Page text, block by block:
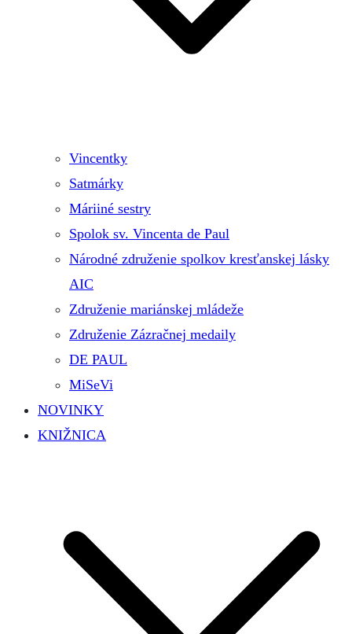
Vincentky
Satmárky
Máriiné sestry
Spolok sv. Vincenta de Paul
Národné združenie spolkov kresťanskej lásky
AIC
Združenie mariánskej mládeže
Združenie Zázračnej medaily
DE PAUL
MiSeVi
NOVINKY
KNIŽNICA